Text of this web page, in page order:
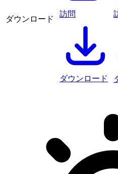
ダウンロード
訪問
ダウンロード